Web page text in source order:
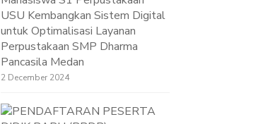
USU Kembangkan Sistem Digital
untuk Optimalisasi Layanan
Perpustakaan SMP Dharma
Pancasila Medan
2 December 2024